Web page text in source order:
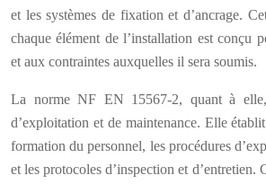
et les systèmes de fixation et d’ancrage.
chaque élément de l’installation est conçu
et aux contraintes auxquelles il sera soumis.
La norme NF EN 15567-2, quant à elle,
d’exploitation et de maintenance. Elle
formation du personnel, les procédures
et les protocoles d’inspection et d’entretien.